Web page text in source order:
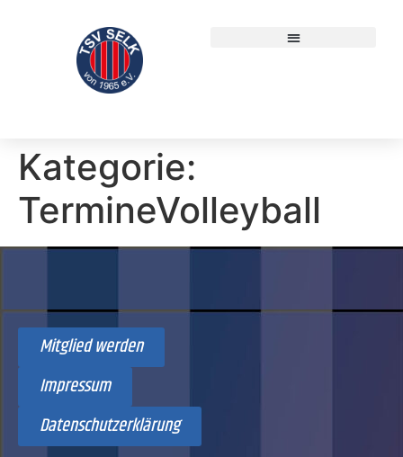
Kategorie:
TermineVolleyball
Mitglied werden
Impressum
Datenschutzerklärung